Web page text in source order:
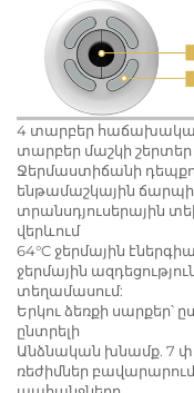
4 տարբեր
տարբեր մաշկի շերտեր
Ջերմաստիճանի
ենթամաշկային
տրանսդյուսերային
վերևում
64°C ջերմային
ջերմային
տեղամասում:
Երկու ձեռքի սարքեր՝
ընտրելի
Անձնական խնամք. 7
ռեժիմներ